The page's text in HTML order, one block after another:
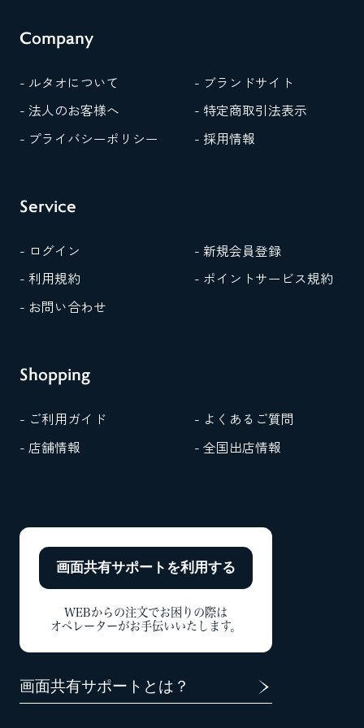
Company
- ルタオについて
- ブランドサイト
- 法人のお客様へ
- 特定商取引法表示
- プライバシーポリシー
- 採用情報
Service
- ログイン
- 新規会員登録
- 利用規約
- ポイントサービス規約
- お問い合わせ
Shopping
- ご利用ガイド
- よくあるご質問
- 店舗情報
- 全国出店情報
画面共有サポートを利用する
WEBからの注文でお困りの際は
オペレーターがお手伝いいたします。
画面共有サポートとは？